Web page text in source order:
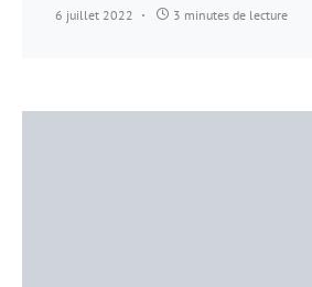
6 juillet 2022 3 minutes de lecture